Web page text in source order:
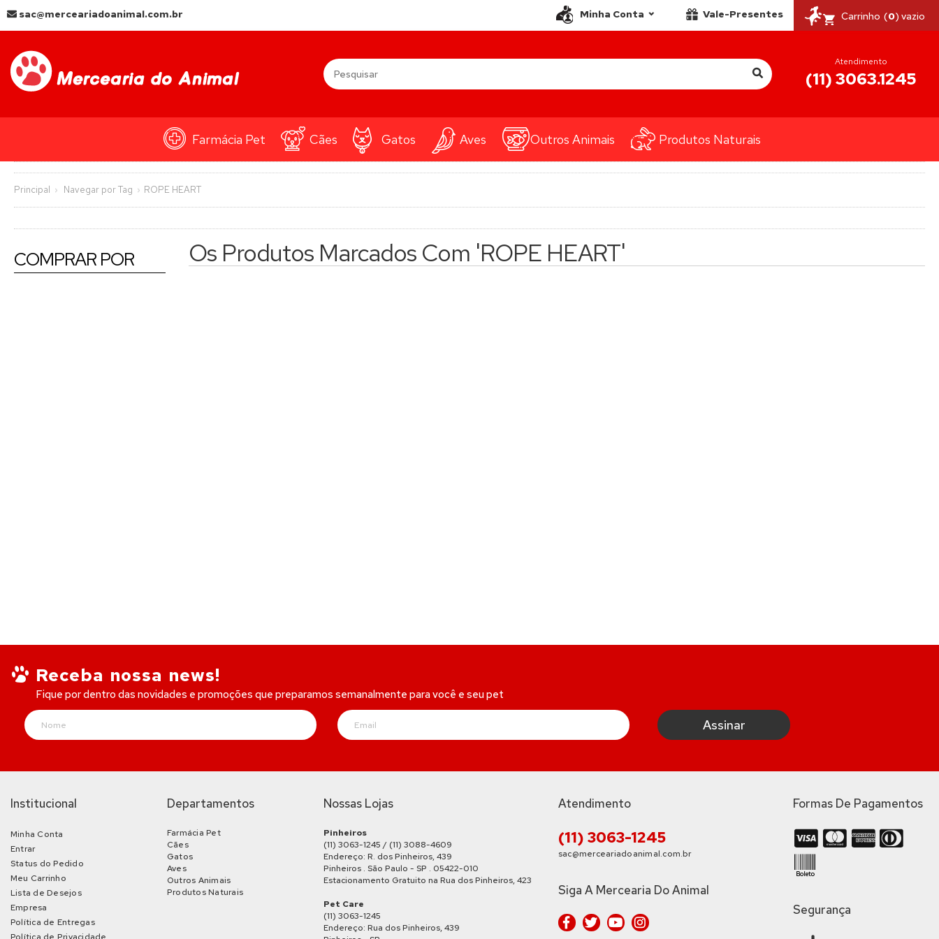
sac@merceariadoanimal.com.br Carrinho (0) vazio
Vale-Presentes
Minha Conta
Atendimento
(11) 3063.1245
Farmácia Pet Cães Gatos Aves Outros Animais Produtos Naturais
Principal Navegar por Tag ROPE HEART
COMPRAR POR Os Produtos Marcados Com 'ROPE HEART'
Receba nossa news!
Fique por dentro das novidades e promoções que preparamos semanalmente para você e seu pet
Institucional
Minha Conta
Entrar
Status do Pedido
Meu Carrinho
Lista de Desejos
Empresa
Política de Entregas
Departamentos
Farmácia Pet
Cães
Gatos
Aves
Outros Animais
Produtos Naturais
Nossas Lojas
Pinheiros
(11) 3063-1245 / (11) 3088-4609
Endereço: R. dos Pinheiros, 439
Pinheiros . São Paulo - SP . 05422-010
Estacionamento Gratuito na Rua dos Pinheiros, 423
Pet Care
(11) 3063-1245
Endereço: Rua dos Pinheiros, 439
Atendimento
(11) 3063-1245
sac@merceariadoanimal.com.br
Siga A Mercearia Do Animal
Formas De Pagamentos
Segurança